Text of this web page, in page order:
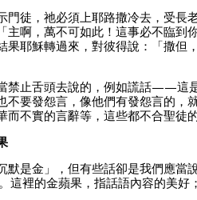
門徒，祂必須上耶路撒冷去，受長
主啊，萬不可如此！這事必不臨到
果耶穌轉過來，對彼得說：「撒
禁止舌頭去說的，例如謊話——這
不要發怨言，像他們有發怨言的，
而不實的言辭等，這些都不合聖徒的
默是金」，但有些話卻是我們應當
這裡的金蘋果，指話語內容的美好